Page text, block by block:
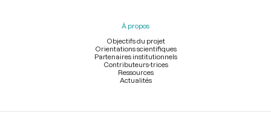
À propos
Objectifs du projet
Orientations scientifiques
Partenaires institutionnels
Contributeurs-trices
Ressources
Actualités